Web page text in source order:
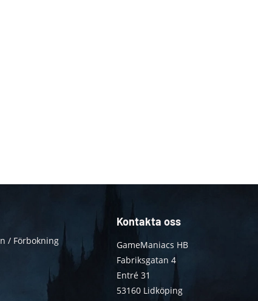
/ Förbokning
Kontakta oss
GameManiacs HB
Fabriksgatan 4
Entré 31
53160 Lidköping